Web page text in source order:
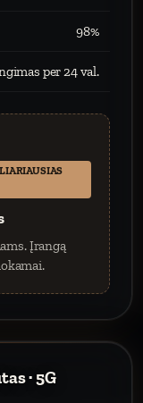
98%
per 24 val.
Įrangą
· 5G